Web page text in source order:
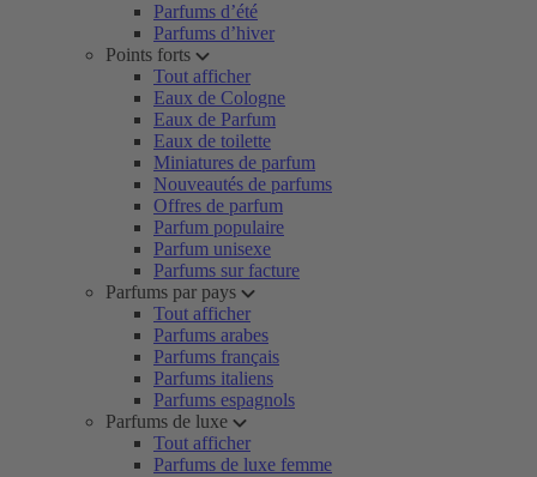
Parfums d’été
Parfums d’hiver
Points forts
Tout afficher
Eaux de Cologne
Eaux de Parfum
Eaux de toilette
Miniatures de parfum
Nouveautés de parfums
Offres de parfum
Parfum populaire
Parfum unisexe
Parfums sur facture
Parfums par pays
Tout afficher
Parfums arabes
Parfums français
Parfums italiens
Parfums espagnols
Parfums de luxe
Tout afficher
Parfums de luxe femme